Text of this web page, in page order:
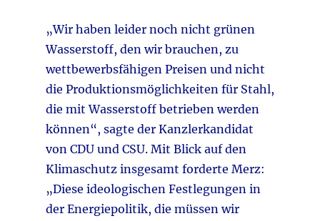
„Wir haben leider noch nicht grünen
Wasserstoff, den wir brauchen, zu
wettbewerbsfähigen Preisen und nicht
die Produktionsmöglichkeiten für Stahl,
die mit Wasserstoff betrieben werden
können“, sagte der Kanzlerkandidat
von CDU und CSU. Mit Blick auf den
Klimaschutz insgesamt forderte Merz:
„Diese ideologischen Festlegungen in
der Energiepolitik, die müssen wir